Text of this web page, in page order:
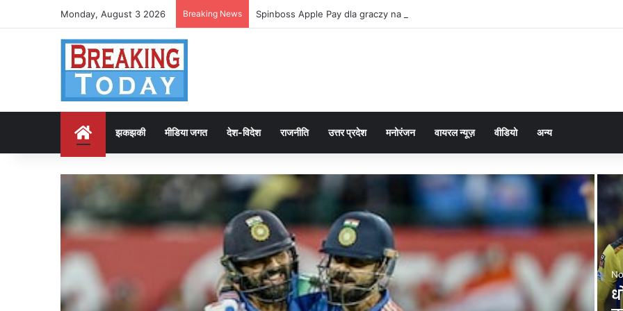
Monday, August 3 2026 Breaking News Spinboss Apple Pay dla graczy na iPhone
Homeझकझकी मीडिया जगत देश-विदेश राजनीति उत्तर प्रदेश मनोरंजन वायरल न्यूज़ वीडियो अन्य